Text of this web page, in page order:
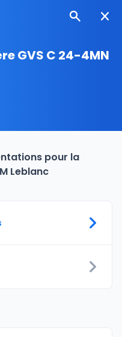
GVS C 24-4MN
pour la
Leblanc